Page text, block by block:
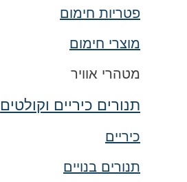
פטריות חימום
מוצרי חימום
מטהרי אוויר
תנורים כיריים וקולטים
כיריים
תנורים בנויים